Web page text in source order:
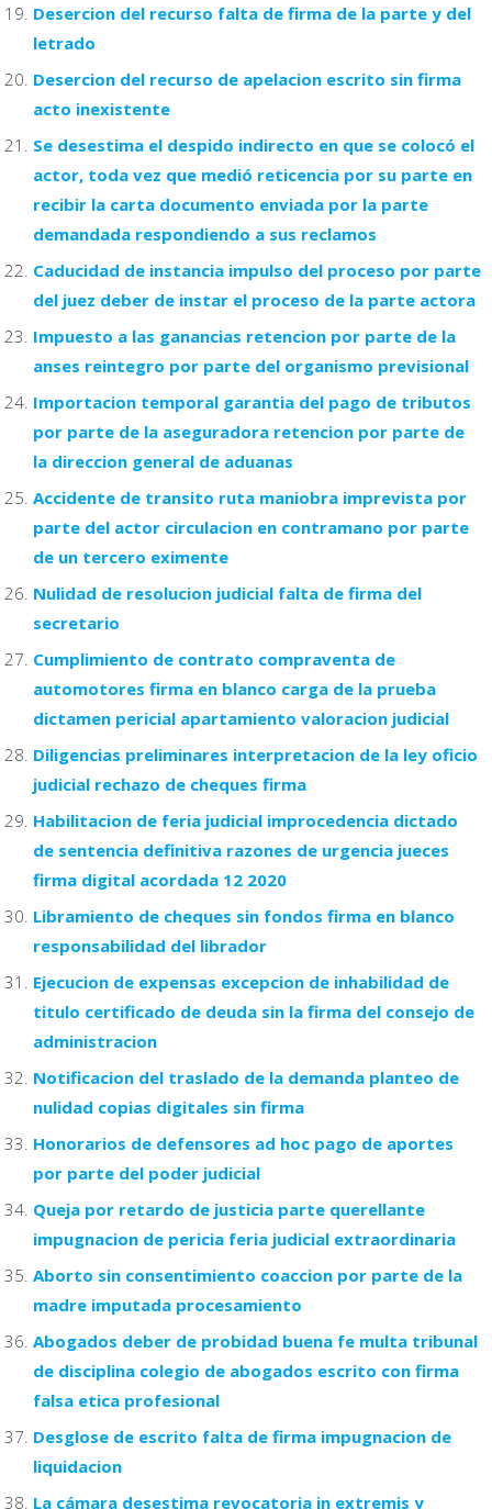
Desercion del recurso falta de firma de la parte y del
letrado
Desercion del recurso de apelacion escrito sin firma
acto inexistente
Se desestima el despido indirecto en que se colocó el
actor, toda vez que medió reticencia por su parte en
recibir la carta documento enviada por la parte
demandada respondiendo a sus reclamos
Caducidad de instancia impulso del proceso por parte
del juez deber de instar el proceso de la parte actora
Impuesto a las ganancias retencion por parte de la
anses reintegro por parte del organismo previsional
Importacion temporal garantia del pago de tributos
por parte de la aseguradora retencion por parte de
la direccion general de aduanas
Accidente de transito ruta maniobra imprevista por
parte del actor circulacion en contramano por parte
de un tercero eximente
Nulidad de resolucion judicial falta de firma del
secretario
Cumplimiento de contrato compraventa de
automotores firma en blanco carga de la prueba
dictamen pericial apartamiento valoracion judicial
Diligencias preliminares interpretacion de la ley oficio
judicial rechazo de cheques firma
Habilitacion de feria judicial improcedencia dictado
de sentencia definitiva razones de urgencia jueces
firma digital acordada 12 2020
Libramiento de cheques sin fondos firma en blanco
responsabilidad del librador
Ejecucion de expensas excepcion de inhabilidad de
titulo certificado de deuda sin la firma del consejo de
administracion
Notificacion del traslado de la demanda planteo de
nulidad copias digitales sin firma
Honorarios de defensores ad hoc pago de aportes
por parte del poder judicial
Queja por retardo de justicia parte querellante
impugnacion de pericia feria judicial extraordinaria
Aborto sin consentimiento coaccion por parte de la
madre imputada procesamiento
Abogados deber de probidad buena fe multa tribunal
de disciplina colegio de abogados escrito con firma
falsa etica profesional
Desglose de escrito falta de firma impugnacion de
liquidacion
La cámara desestima revocatoria in extremis y